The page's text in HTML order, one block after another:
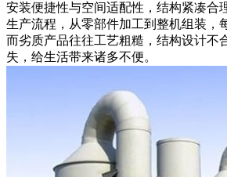
安装便捷性与空间适配性，结构紧凑
生产流程，从零部件加工到整机组装，
而劣质产品往往工艺粗糙，结构设计不
失，给生活带来诸多不便。